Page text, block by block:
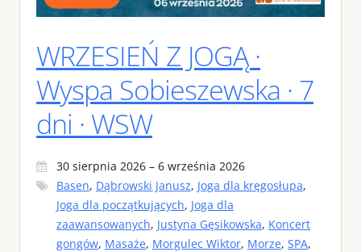
WRZESIEŃ Z JOGĄ ·
Wyspa Sobieszewska · 7
dni · WSW
30 sierpnia 2026 – 6 września 2026
Basen, Dąbrowski Janusz, Joga dla kręgosłupa,
Joga dla początkujących, Joga dla
zaawansowanych, Justyna Gęsikowska, Koncert
gongów, Masaże, Morgulec Wiktor, Morze, SPA,